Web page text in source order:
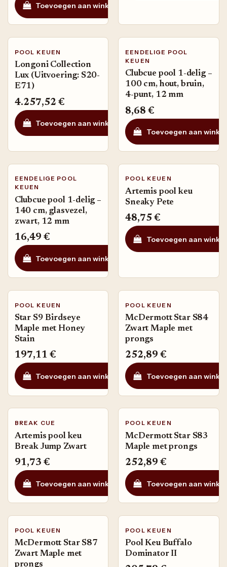
Toevoegen aan winkelmandje
POOL KEUEN
Longoni Collection
Lux (Uitvoering: S20-
E71)
4.257,52 €
Toevoegen aan winkelmandje
EENDELIGE POOL
KEUEN
Clubcue pool 1-delig –
100 cm, hout, bruin,
4-punt, 12 mm
8,68 €
Toevoegen aan
EENDELIGE POOL
KEUEN
Clubcue pool 1-delig –
140 cm, glasvezel,
zwart, 12 mm
16,49 €
Toevoegen aan winkelmandje
POOL KEUEN
Artemis pool keu
Sneaky Pete
48,75 €
Toevoegen aan
POOL KEUEN
Star S9 Birdseye
Maple met Honey
Stain
197,11 €
Toevoegen aan winkelmandje Toevoegen aan
POOL KEUEN
McDermott Star S84
Zwart Maple met
prongs
252,89 €
Toevoegen aan
BREAK CUE
Artemis pool keu
Break Jump Zwart
91,73 €
Toevoegen aan winkelmandje Toevoegen aan
POOL KEUEN
McDermott Star S83
Maple met prongs
252,89 €
Toevoegen aan
POOL KEUEN
McDermott Star S87
Zwart Maple met
prongs
POOL KEUEN
Pool Keu Buffalo
Dominator II